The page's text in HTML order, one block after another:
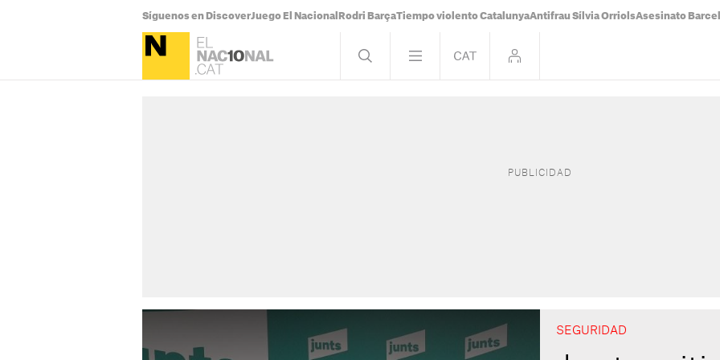
Síguenos en DiscoverJuego El Nacional Rodri BarçaTiempo violento CatalunyaAntifrau Sílvia OrriolsAsesinato
SEGURIDAD